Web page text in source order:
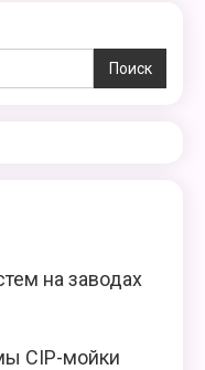
Поиск
на заводах
CIP-мойки